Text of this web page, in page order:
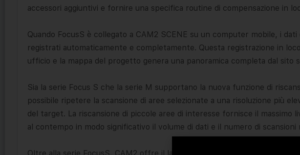
accessori aggiuntivi e fornire una specifica routine di compensazione in
Quando FocusS è collegato a CAM2 SCENE su un computer mobile, i
registrati automaticamente e completamente. Questa registrazione in
ufficio e la mappa del progetto genera una panoramica completa dal sito
Sia la serie Focus S che la serie M supportano la nuova funzione di
possibile ripetere la scansione di aree selezionate a una risoluzione più
del target. La riscansione di piccole aree di interesse fornisce il massimo
al contempo in modo significativo il volume di dati e il numero di scansioni
Oltre alla serie FocusS, CAM2 offre il laser scanner FocusM 70